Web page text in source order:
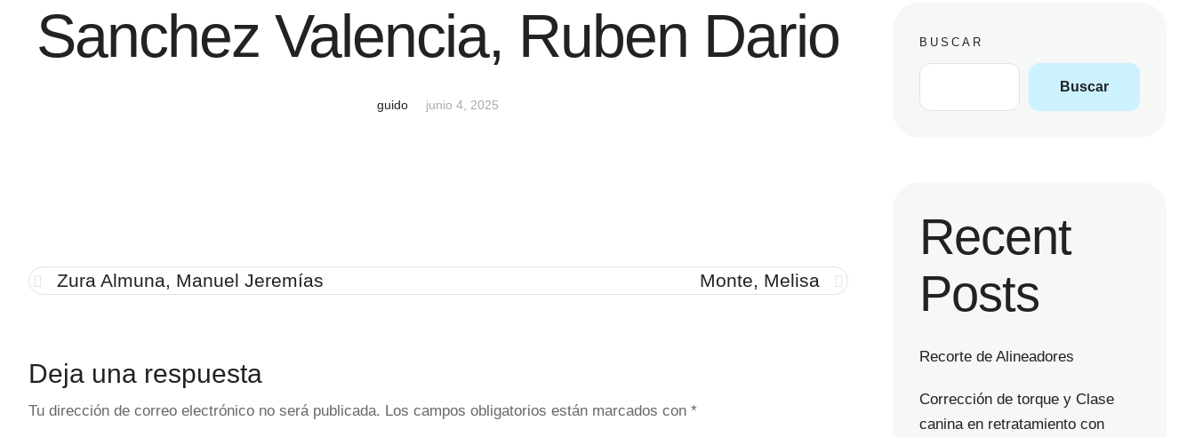
Sanchez Valencia, Ruben Dario
guido junio 4, 2025
Zura Almuna, Manuel Jeremías Monte, Melisa
Deja una respuesta
Tu dirección de correo electrónico no será publicada. Los campos obligatorios están marcados con *
BUSCAR
Buscar
Recent
Posts
Recorte de Alineadores
Corrección de torque y Clase
canina en retratamiento con